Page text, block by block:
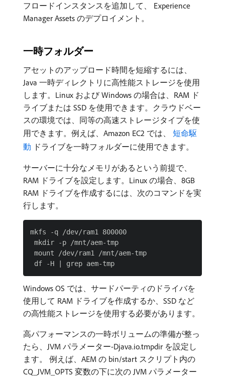
フロードインスタンスを追加して、 Experience
Manager Assets のデプロイメント。
一時フォルダー
アセットのアップロード時間を短縮するには、
Java 一時ディレクトリに高性能ストレージを使用
します。Linux および Windows の場合は、RAM ド
ライブまたは SSD を使用できます。クラウドベー
スの環境では、同等の高速ストレージタイプを使
用できます。例えば、Amazon EC2 では、 短命駆
動 ドライブを一時フォルダーに使用できます。
サーバーに十分なメモリがあるという前提で、
RAM ドライブを設定します。Linux の場合、8GB
RAM ドライブを作成するには、次のコマンドを実
行します。
mkfs -q /dev/ram1 800000
mkdir -p /mnt/aem-tmp
mount /dev/ram1 /mnt/aem-tmp
Windows OS では、サードパーティのドライバを
使用して RAM ドライブを作成するか、SSD など
の高性能ストレージを使用する必要があります。
高パフォーマンスの一時ボリュームの準備が整っ
たら、JVM パラメーター-Djava.io.tmpdir を設定し
ます。 例えば、AEM の bin/start スクリプト内の
CQ_JVM_OPTS 変数の下に次の JVM パラメーター